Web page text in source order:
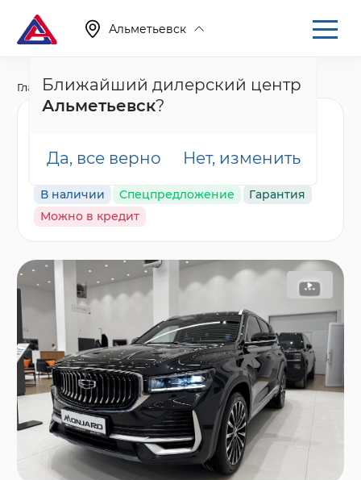
Альметьевск
Ближайший дилерский центр
Альметьевск?
Да, все верно Нет, изменить
Главная Каталог Новые автомобили Monjaro, I
(2023-2025), черный
В наличии Спецпредложение
Гарантия
Можно в кредит